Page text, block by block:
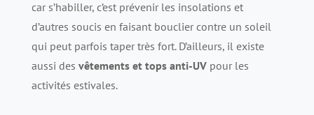
car s’habiller, c’est prévenir les insolations et
d’autres soucis en faisant bouclier contre un soleil
qui peut parfois taper très fort. D’ailleurs, il existe
aussi des vêtements et tops anti-UVpour les
activités estivales.